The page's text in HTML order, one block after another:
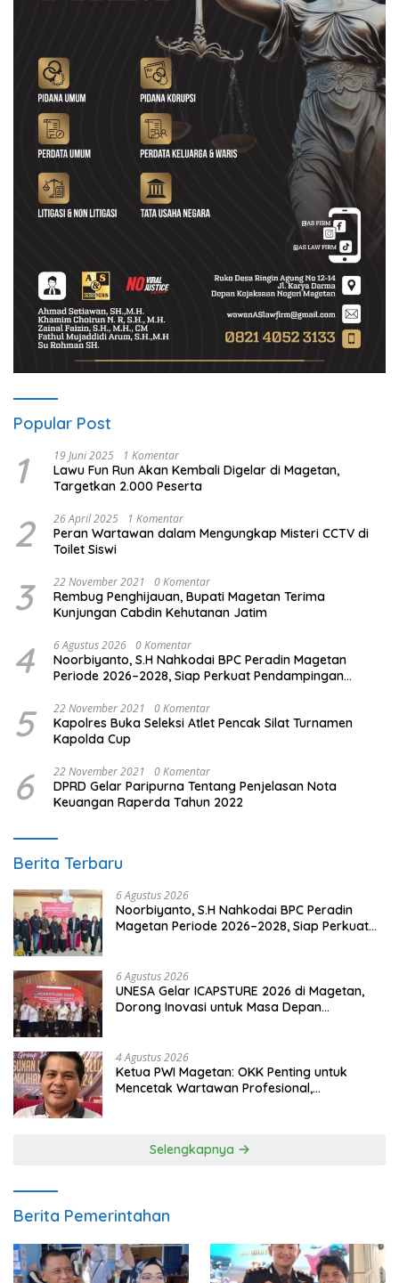
Popular Post
1 19 Juni 2025 1 Komentar
Lawu Fun Run Akan Kembali Digelar di Magetan,
Targetkan 2.000 Peserta
2 26 April 2025 1 Komentar
Peran Wartawan dalam Mengungkap Misteri CCTV di
Toilet Siswi
3 22 November 2021 0 Komentar
Rembug Penghijauan, Bupati Magetan Terima
Kunjungan Cabdin Kehutanan Jatim
4 6 Agustus 2026 0 Komentar
Noorbiyanto, S.H Nahkodai BPC Peradin Magetan
Periode 2026–2028, Siap Perkuat Pendampingan
5 22 November 2021 0 Komentar
Kapolres Buka Seleksi Atlet Pencak Silat Turnamen
Kapolda Cup
6 22 November 2021 0 Komentar
DPRD Gelar Paripurna Tentang Penjelasan Nota
Keuangan Raperda Tahun 2022
Berita Terbaru
6 Agustus 2026
Noorbiyanto, S.H Nahkodai BPC Peradin
Magetan Periode 2026–2028, Siap Perkuat
6 Agustus 2026
UNESA Gelar ICAPSTURE 2026 di Magetan,
Dorong Inovasi untuk Masa Depan
4 Agustus 2026
Ketua PWI Magetan: OKK Penting untuk
Mencetak Wartawan Profesional,
Selengkapnya
Berita Pemerintahan